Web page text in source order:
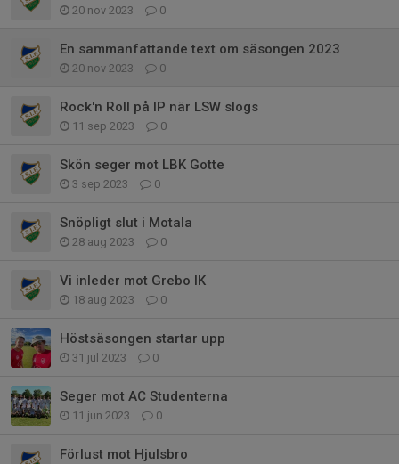
20 nov 2023 0
En sammanfattande text om säsongen 2023
20 nov 2023 0
Rock'n Roll på IP när LSW slogs
11 sep 2023 0
Skön seger mot LBK Gotte
3 sep 2023 0
Snöpligt slut i Motala
28 aug 2023 0
Vi inleder mot Grebo IK
18 aug 2023 0
Höstsäsongen startar upp
31 jul 2023 0
Seger mot AC Studenterna
11 jun 2023 0
Förlust mot Hjulsbro